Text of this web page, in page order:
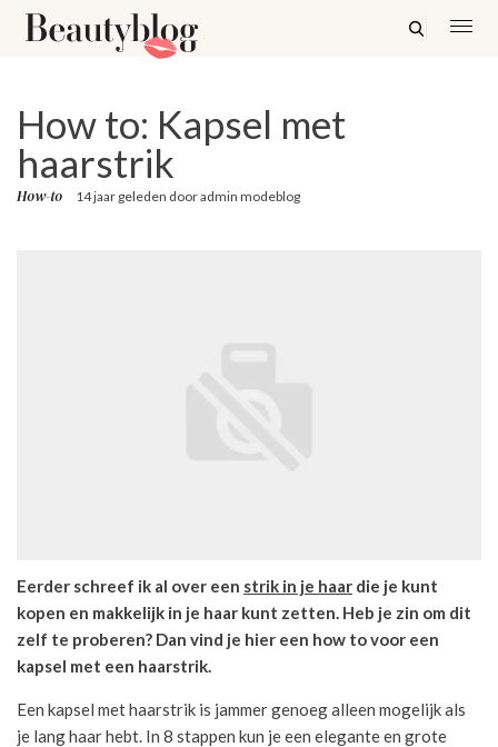
How to: Kapsel met
haarstrik
How-to 14 jaar geleden dooradmin modeblog
Eerder schreef ik al over een strik in je haar die je kunt
kopen en makkelijk in je haar kunt zetten. Heb je zin om dit
zelf te proberen? Dan vind je hier een how to voor een
kapsel met een haarstrik.
Een kapsel met haarstrik is jammer genoeg alleen mogelijk als
je lang haar hebt. In 8 stappen kun je een elegante en grote